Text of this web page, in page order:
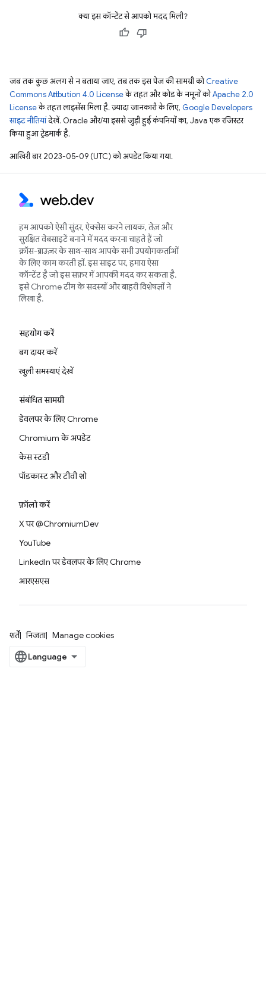
क्या इस कॉन्टेंट से आपको मदद मिली?
जब तक कुछ अलग से न बताया जाए, तब तक इस पेज की सामग्री कोCreative
Commons Attribution 4.0 Licenseके तहत और कोड के नमूनों कोApache 2.0
Licenseके तहत लाइसेंस मिला है. ज़्यादा जानकारी के लिए, Google Developers
साइट नीतियांदेखें. Oracle और/या इससे जुड़ी हुई कंपनियों का, Java एक रजिस्टर
किया हुआ ट्रेडमार्क है.
आखिरी बार 2023-05-09 (UTC) को अपडेट किया गया.
हम आपको ऐसी सुंदर, ऐक्सेस करने लायक, तेज़ और
सुरक्षित वेबसाइटें बनाने में मदद करना चाहते हैं जो
क्रॉस-ब्राउज़र के साथ-साथ आपके सभी उपयोगकर्ताओं
के लिए काम करती हों. इस साइट पर, हमारा ऐसा
कॉन्टेंट है जो इस सफ़र में आपकी मदद कर सकता है.
इसे Chrome टीम के सदस्यों और बाहरी विशेषज्ञों ने
लिखा है.
सहयोग करें
बग दायर करें
खुली समस्याएं देखें
संबंधित सामग्री
डेवलपर के लिए Chrome
Chromium के अपडेट
केस स्टडी
पॉडकास्ट और टीवी शो
फ़ॉलो करें
X पर @ChromiumDev
YouTube
LinkedIn पर डेवलपर के लिए Chrome
आरएसएस
शर्तें निजता Manage cookies